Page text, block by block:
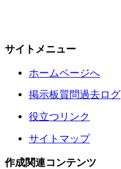
サイトメニュー
ホームページへ
掲示板質問過去ログ
役立つリンク
サイトマップ
作成関連コンテンツ